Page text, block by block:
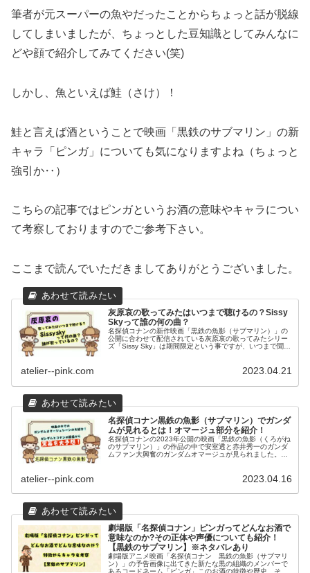
筆者が元スーパーの魚やだったことからちょっと話が脱線
してしまいましたが、ちょっとした豆知識としてみんなに
どや顔で紹介してみてください(笑)
しかし、魚といえば鮭（さけ）！
鮭と言えば酒ということで映画「黒鉄のサブマリン」の新
キャラ「ピンガ」についても気になりますよね（ちょっと
強引か‥）
こちらの記事ではピンガというお酒の意味やキャラについ
て考察しておりますのでご参考下さい。
ここまで読んでいただきましてありがとうございました。
灰原哀の歌ってみたはいつまで聴けるの？Sissy
Skyって誰の何の曲？
名探偵コナンの新作映画「黒鉄の魚影（サブマリン）」の
公開に合わせて配信されている灰原哀の歌ってみたシリー
ズ「Sissy Sky」は期間限定という事ですが、いつまで聞け
atelier--pink.com 2023.04.21
名探偵コナン黒鉄の魚影（サブマリン）でガンダ
ムが見れるとは！オマージュ部分を紹介！
名探偵コナンの2023年公開の映画「黒鉄の魚影（くろがね
のサブマリン）」の作品の中で安室透と赤井秀一のガンダ
ムファン大興奮のガンダムオマージュが見られました。こ
atelier--pink.com 2023.04.16
劇場版「名探偵コナン」ピンガってどんなお酒で
意味なのか?その正体や声優についても紹介！
【黒鉄のサブマリン】※ネタバレあり
劇場版アニメ映画「名探偵コナン 黒鉄の魚影（サブマリ
ン）」の予告画像に出てきた新たな黒の組織のメンバーで
あるコードネーム「ピンガ」このお酒の特徴や歴史、そし